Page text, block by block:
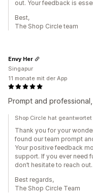
out. Your feedback is
Best,
The Shop Circle team
Prompt and
Envy Her
Singapur
11 monate mit der App
Shop Circle hat
Thank you for your
found our team prompt
Your positive feedback
support. If you ever need
don’t hesitate to reach
Best regards,
The Shop Circle Team